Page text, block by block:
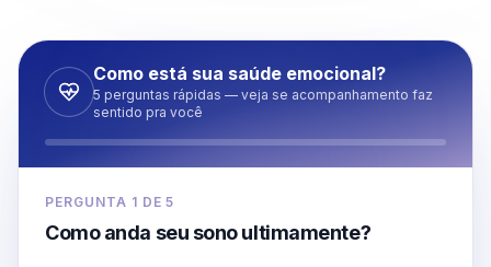
Como está sua saúde emocional?
5 perguntas rápidas — veja se acompanhamento faz
sentido pra você
PERGUNTA 1 DE5
Como anda seu sono ultimamente?